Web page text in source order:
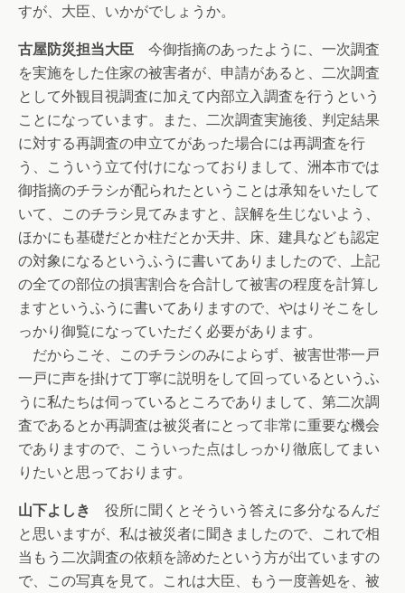
すが、大臣、いかがでしょうか。
古屋防災担当大臣 今御指摘のあったように、一次調査
を実施をした住家の被害者が、申請があると、二次調査
として外観目視調査に加えて内部立入調査を行うという
ことになっています。また、二次調査実施後、判定結果
に対する再調査の申立てがあった場合には再調査を行
う、こういう立て付けになっておりまして、洲本市では
御指摘のチラシが配られたということは承知をいたして
いて、このチラシ見てみますと、誤解を生じないよう、
ほかにも基礎だとか柱だとか天井、床、建具なども認定
の対象になるというふうに書いてありましたので、上記
の全ての部位の損害割合を合計して被害の程度を計算し
ますというふうに書いてありますので、やはりそこをし
っかり御覧になっていただく必要があります。
だからこそ、このチラシのみによらず、被害世帯一戸
一戸に声を掛けて丁寧に説明をして回っているというふ
うに私たちは伺っているところでありまして、第二次調
査であるとか再調査は被災者にとって非常に重要な機会
でありますので、こういった点はしっかり徹底してまい
りたいと思っております。
山下よしき
役所に聞くとそういう答えに多分なるんだ
と思いますが、私は被災者に聞きましたので、これで相
当もう二次調査の依頼を諦めたという方が出ていますの
で、この写真を見て。これは大臣、もう一度善処を、被